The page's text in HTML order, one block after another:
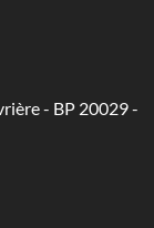
- BP 20029 -